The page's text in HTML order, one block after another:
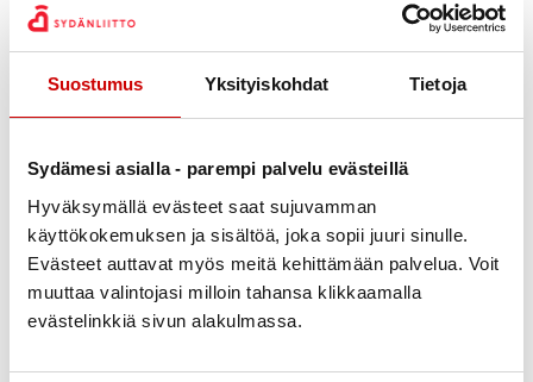
Suostumus Yksityiskohdat Tietoja
Sydämesi asialla - parempi palvelu evästeillä
Hyväksymällä evästeet saat sujuvamman
käyttökokemuksen ja sisältöä, joka sopii juuri sinulle.
Evästeet auttavat myös meitä kehittämään palvelua. Voit
muuttaa valintojasi milloin tahansa klikkaamalla
evästelinkkiä sivun alakulmassa.
Jaa Whatsapp
Jaa Facebook
Jaa TwitterJaa Linkedin
Jaa EmailJaa Print
Sydän-Suomen alue ry:n syyskokous 21.10.2026 Tampereella
Sydänsairaalalla. Lisäksi yhteinen etäosallistumistilaisuus
Seinäjoella Hotelli-Ravintola Almassa sekä Teams-
osallistumismahdollisuus.
Ilmoittautumistiedot ja kokousdokumentit toimitetaan
yhdistyksiin.